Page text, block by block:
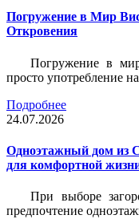
Погружение в Мир
Откровения
Погружение в
просто употребление
Подробнее
24.07.2026
Одноэтажный дом из
для комфортной
При выборе
предпочтение